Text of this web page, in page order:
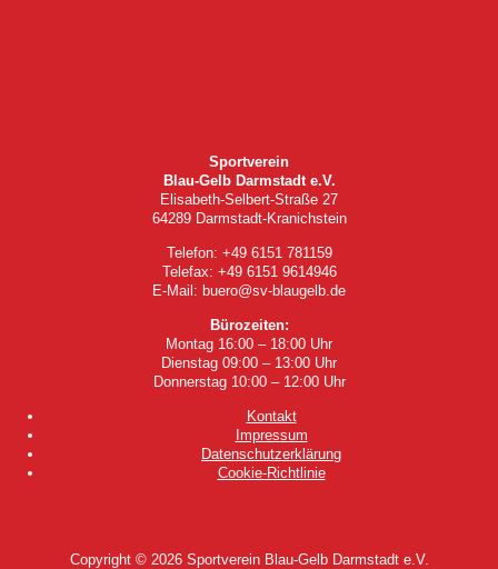
Sportverein
Blau-Gelb Darmstadt e.V.
Elisabeth-Selbert-Straße 27
64289 Darmstadt-Kranichstein
Telefon: +49 6151 781159
Telefax: +49 6151 9614946
E-Mail: buero@sv-blaugelb.de
Bürozeiten:
Montag 16:00 – 18:00 Uhr
Dienstag 09:00 – 13:00 Uhr
Donnerstag 10:00 – 12:00 Uhr
Kontakt
Impressum
Datenschutzerklärung
Cookie-Richtlinie
Copyright © 2026 Sportverein Blau-Gelb Darmstadt e.V.